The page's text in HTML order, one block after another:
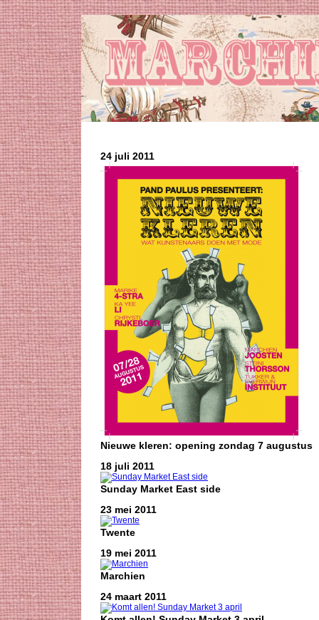
24 juli 2011
Nieuwe kleren: opening zondag 7 augustus
18 juli 2011
Sunday Market East side
23 mei 2011
Twente
19 mei 2011
Marchien
24 maart 2011